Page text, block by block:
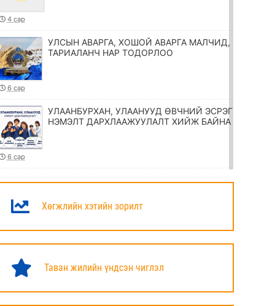
4 сар
УЛСЫН АВАРГА, ХОШОЙ АВАРГА МАЛЧИД,
ТАРИАЛАНЧ НАР ТОДОРЛОО
6 сар
УЛААНБУРХАН, УЛААНУУД ӨВЧНИЙ ЭСРЭГ
НЭМЭЛТ ДАРХЛААЖУУЛАЛТ ХИЙЖ БАЙНА
6 сар
ТӨРИЙН ЖИНХЭНЭ АЛБАН ХААГЧИЙГ
ТУХАЙ ЗАР
ХӨШӨӨНД ЦЭЦЭГ ӨРГӨЛӨӨ
6 сар
Хөгжлийн хэтийн зорилт
Таван жилийн үндсэн чиглэл